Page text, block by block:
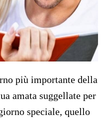
più importante della
amata suggellate per
speciale, quello